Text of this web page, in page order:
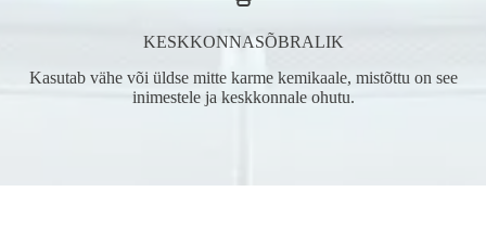
KESKKONNASÕBRALIK
Kasutab vähe või üldse mitte karme kemikaale, mistõttu on see
inimestele ja keskkonnale ohutu.